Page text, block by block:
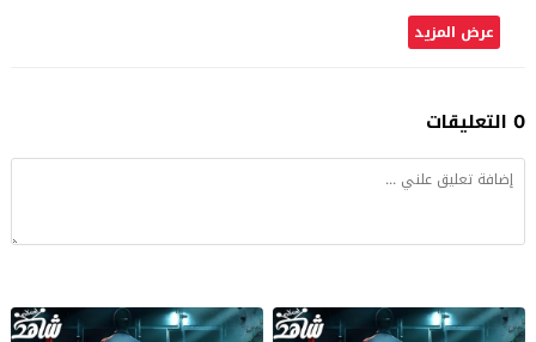
عرض المزيد
0 التعليقات